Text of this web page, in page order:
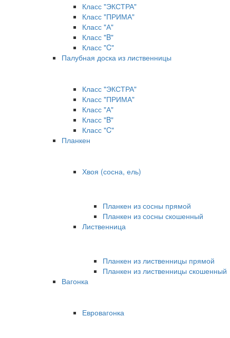
Класс "ЭКСТРА"
Класс "ПРИМА"
Класс "А"
Класс "B"
Класс "C"
Палубная доска из лиственницы
Класс "ЭКСТРА"
Класс "ПРИМА"
Класс "А"
Класс "B"
Класс "C"
Планкен
Хвоя (сосна, ель)
Планкен из сосны прямой
Планкен из сосны скошенный
Лиственница
Планкен из лиственницы прямой
Планкен из лиственницы скошенный
Вагонка
Евровагонка